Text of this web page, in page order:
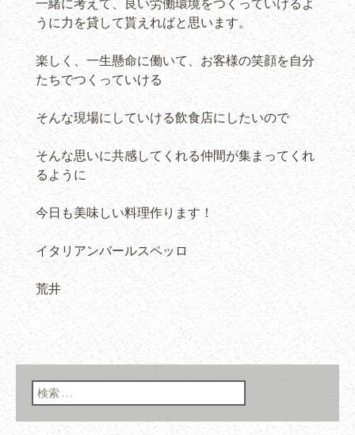
一緒に考えて、良い労働環境をつくっていけるよ
うに力を貸して貰えればと思います。
楽しく、一生懸命に働いて、お客様の笑顔を自分
たちでつくっていける
そんな現場にしていける飲食店にしたいので
そんな思いに共感してくれる仲間が集まってくれ
るように
今日も美味しい料理作ります！
イタリアンバールスペッロ
荒井
検索: